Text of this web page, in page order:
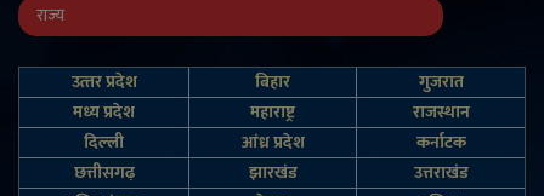
राज्य
उत्‍तर प्रदेश बिहार
गुजरात
मध्य प्रदेश
महाराष्ट्र
राजस्थान
दिल्‍ली
आंध्र प्रदेश
कर्नाटक
छत्तीसगढ़
झारखंड
उत्तराखंड